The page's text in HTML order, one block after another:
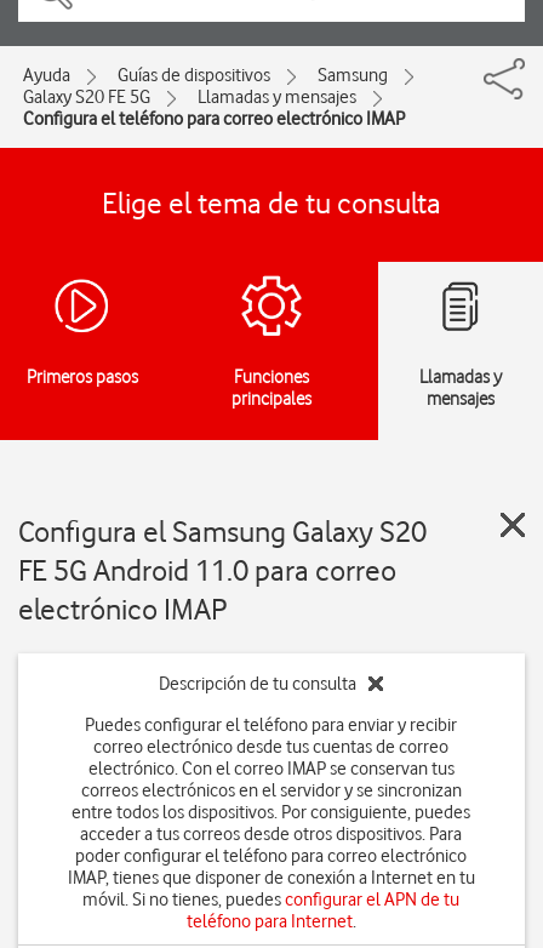
Ayuda Guías de dispositivos
Samsung
Galaxy S20 FE 5G
Llamadas y mensajes
Configura el teléfono para correo electrónico IMAP
Elige el tema de tu consulta
Primeros pasos
Funciones
principales
Llamadas y
mensajes
Configura el Samsung Galaxy S20
FE 5G Android 11.0 para correo
electrónico IMAP
Descripción de tu consulta
Puedes configurar el teléfono para enviar y recibir
correo electrónico desde tus cuentas de correo
electrónico. Con el correo IMAP se conservan tus
correos electrónicos en el servidor y se sincronizan
entre todos los dispositivos. Por consiguiente, puedes
acceder a tus correos desde otros dispositivos. Para
poder configurar el teléfono para correo electrónico
IMAP, tienes que disponer de conexión a Internet en tu
móvil. Si no tienes, puedesconfigurar el APN de tu
teléfono para Internet.